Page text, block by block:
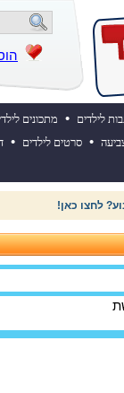
לילדים • מתכונים
• סרטים לילדים •
לחצו כאן!